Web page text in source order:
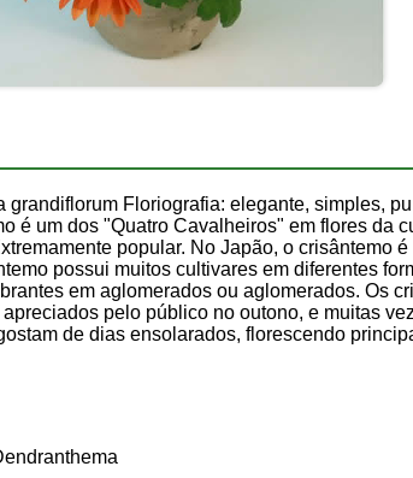
grandiflorum Floriografia: elegante, simples,
é um dos "Quatro Cavalheiros" em flores da
popular. No Japão, o crisântemo
possui muitos cultivares em diferentes
em aglomerados ou aglomerados. Os
pelo público no outono, e muitas
de dias ensolarados, florescendo